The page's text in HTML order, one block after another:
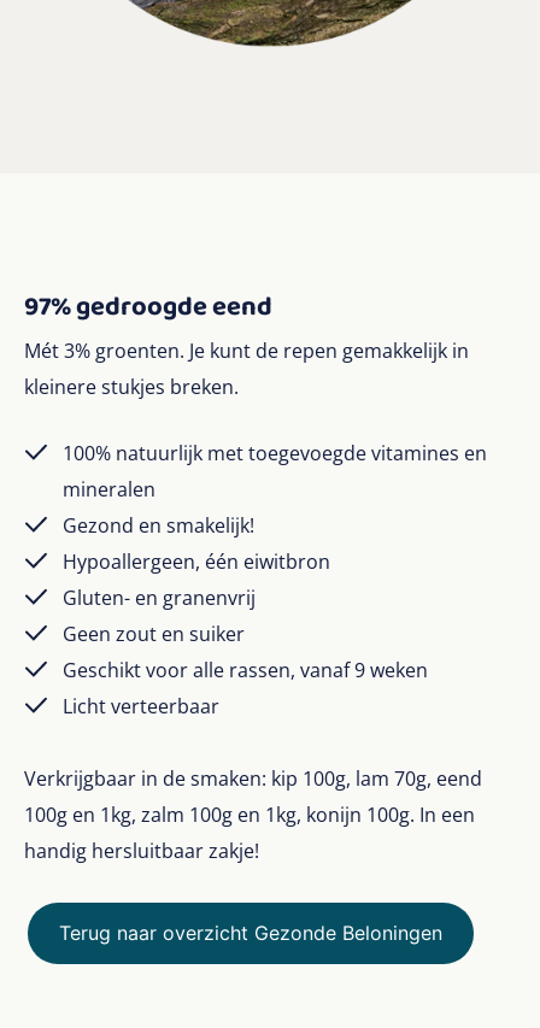
97% gedroogde eend
Mét 3% groenten. Je kunt de repen gemakkelijk in
kleinere stukjes breken.
100% natuurlijk met toegevoegde vitamines en
mineralen
Gezond en smakelijk!
Hypoallergeen, één eiwitbron
Gluten- en granenvrij
Geen zout en suiker
Geschikt voor alle rassen, vanaf 9 weken
Licht verteerbaar
Verkrijgbaar in de smaken: kip 100g, lam 70g, eend
100g en 1kg, zalm 100g en 1kg, konijn 100g. In een
handig hersluitbaar zakje!
Terug naar overzicht Gezonde Beloningen